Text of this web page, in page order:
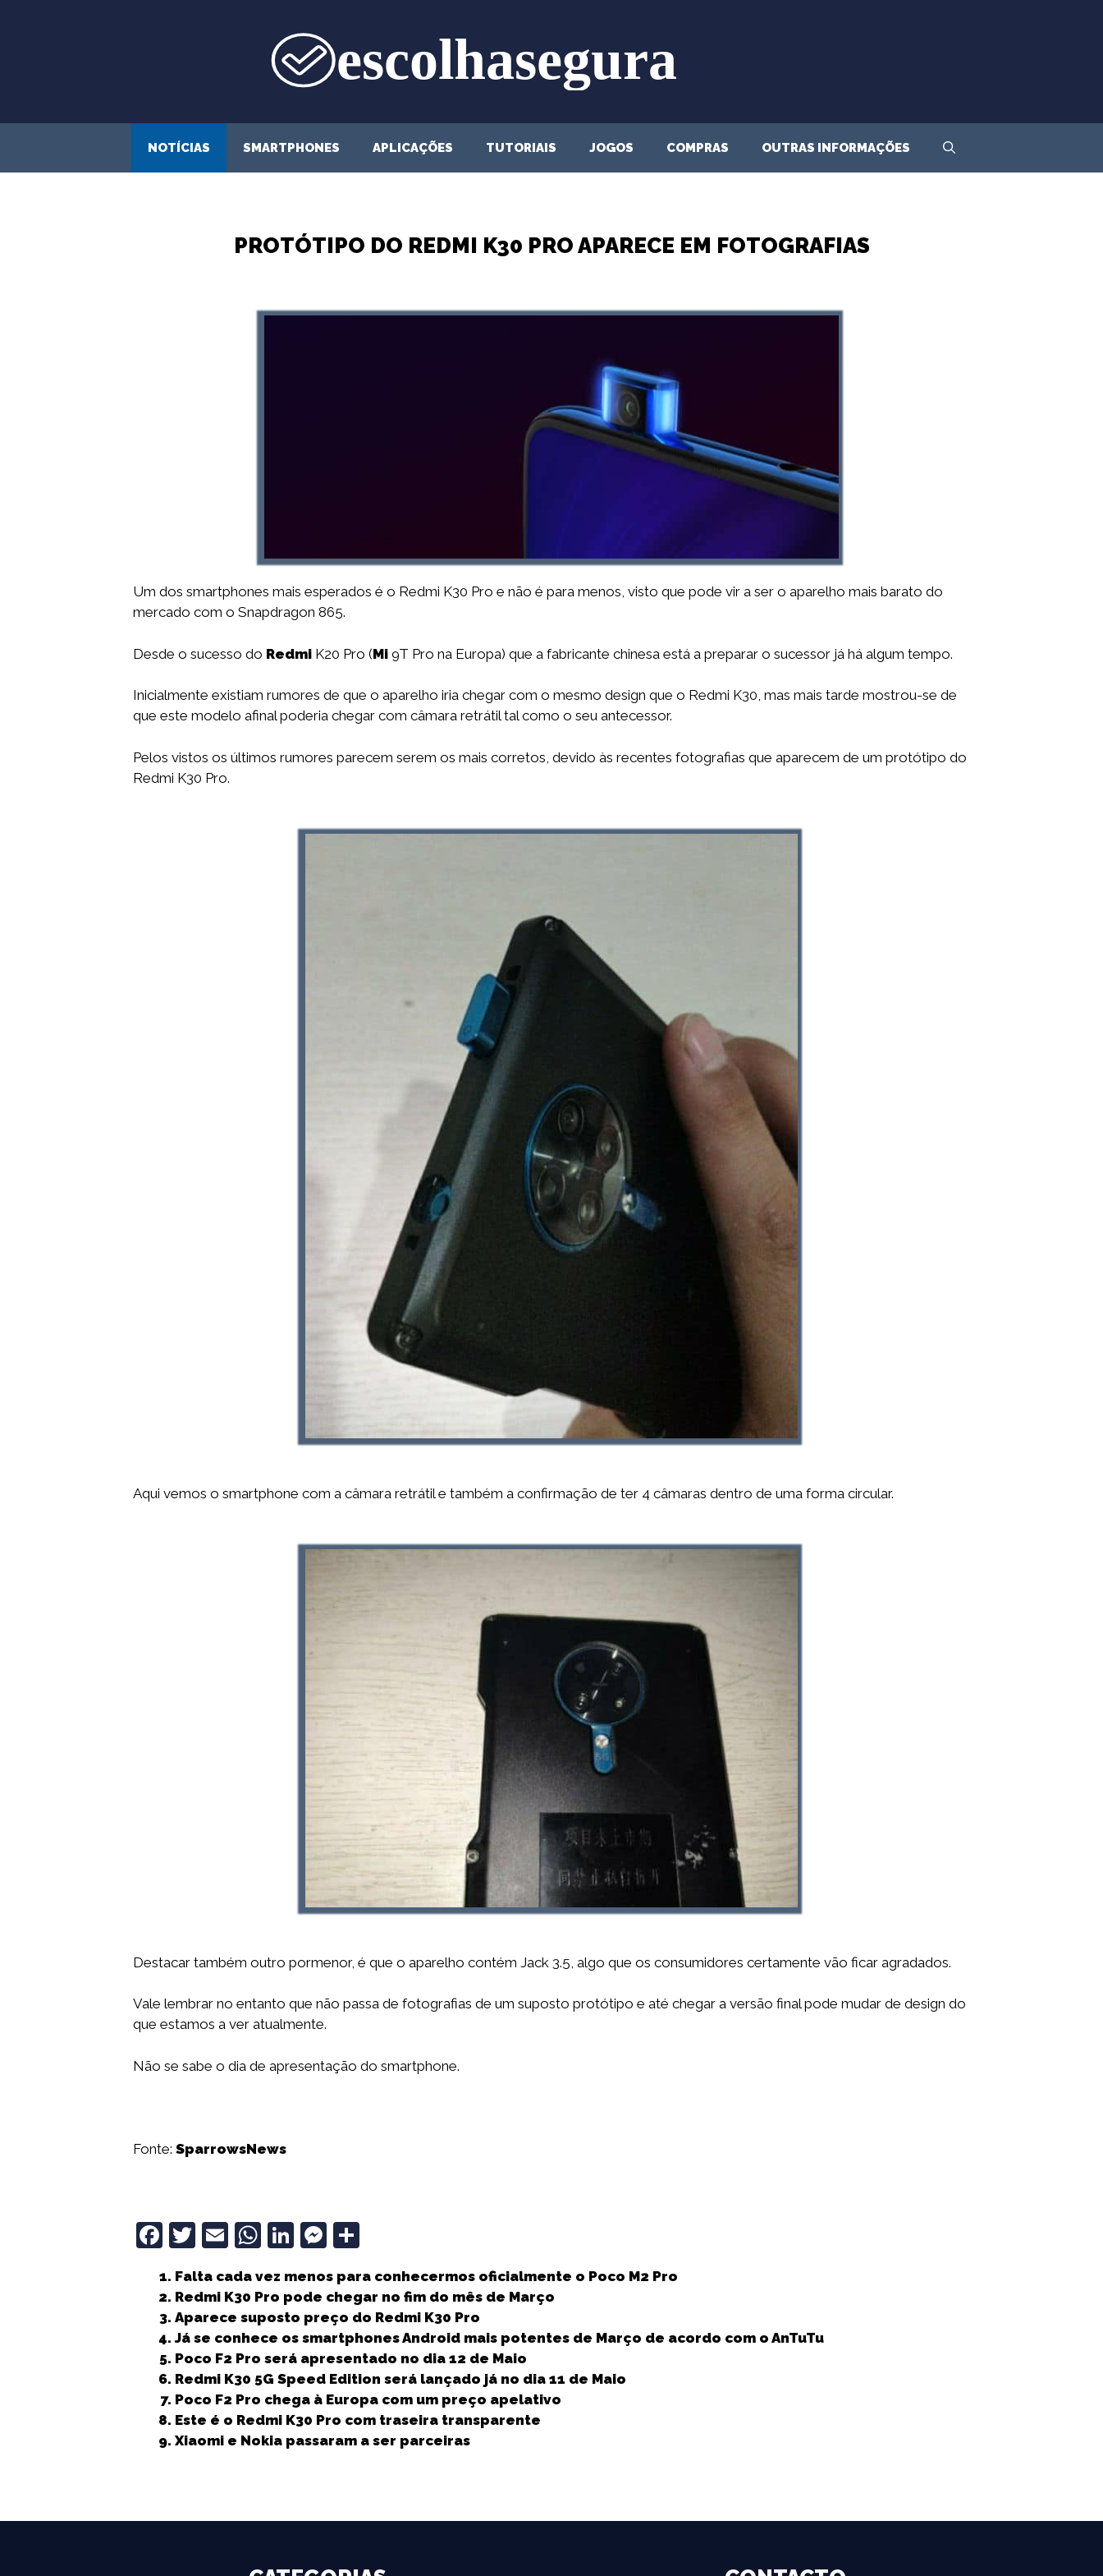
NOTÍCIAS SMARTPHONES APLICAÇÕES TUTORIAIS JOGOS COMPRAS OUTRAS INFORMAÇÕES
PROTÓTIPO DO REDMI K30 PRO APARECE EM FOTOGRAFIAS
Um dos smartphones mais esperados é o Redmi K30 Pro e não é para menos, visto que pode vir a ser o aparelho mais barato do
mercado com o Snapdragon 865.
Desde o sucesso do Redmi K20 Pro (Mi 9T Pro na Europa) que a fabricante chinesa está a preparar o sucessor já há algum tempo.
Inicialmente existiam rumores de que o aparelho iria chegar com o mesmo design que o Redmi K30, mas mais tarde mostrou-se de
que este modelo afinal poderia chegar com câmara retrátil tal como o seu antecessor.
Pelos vistos os últimos rumores parecem serem os mais corretos, devido às recentes fotografias que aparecem de um protótipo do
Redmi K30 Pro.
Aqui vemos o smartphone com a câmara retrátil e também a confirmação de ter 4 câmaras dentro de uma forma circular.
Destacar também outro pormenor, é que o aparelho contém Jack 3.5, algo que os consumidores certamente vão ficar agradados.
Vale lembrar no entanto que não passa de fotografias de um suposto protótipo e até chegar a versão final pode mudar de design do
que estamos a ver atualmente.
Não se sabe o dia de apresentação do smartphone.
Fonte: SparrowsNews
F
c
e
b
o
o
k
T
it
t
e
r
E
ai
l
W
a
ts
A
p
p
Li
k
e
dI
n
M
ss
e
n
g
e
r
a
r
e
Falta cada vez menos para conhecermos oficialmente o Poco M2 Pro
Redmi K30 Pro pode chegar no fim do mês de Março
Aparece suposto preço do Redmi K30 Pro
Já se conhece os smartphones Android mais potentes de Março de acordo com o AnTuTu
Poco F2 Pro será apresentado no dia 12 de Maio
Redmi K30 5G Speed Edition será lançado já no dia 11 de Maio
Poco F2 Pro chega à Europa com um preço apelativo
Este é o Redmi K30 Pro com traseira transparente
Xiaomi e Nokia passaram a ser parceiras